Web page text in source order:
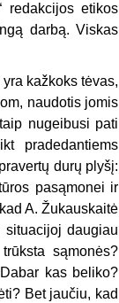
redakcijos etikos
darbą. Viskas
kažkoks tėvas,
naudotis jomis
nugeibusi pati
pradedantiems
durų plyšį:
pasąmonei ir
A. Žukauskaitė
daugiau
sąmonės?
kas beliko?
Bet jaučiu, kad